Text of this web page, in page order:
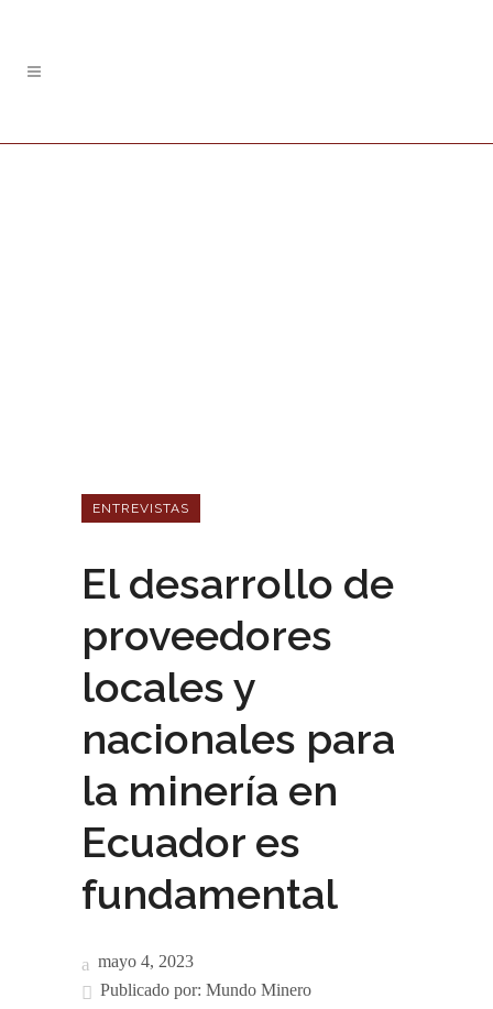
ENTREVISTAS
El desarrollo de
proveedores
locales y
nacionales para
la minería en
Ecuador es
fundamental
mayo 4, 2023
Publicado por: Mundo Minero